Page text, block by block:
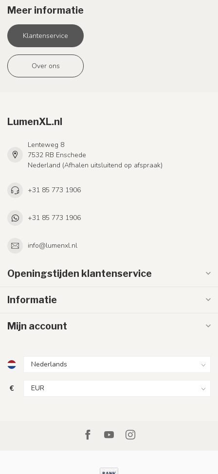
Meer informatie
Klantenservice
Over ons
LumenXL.nl
Lenteweg 8
7532 RB Enschede
Nederland (Afhalen uitsluitend op afspraak)
+31 85 773 1906
+31 85 773 1906
info@lumenxl.nl
Openingstijden klantenservice
Informatie
Mijn account
€